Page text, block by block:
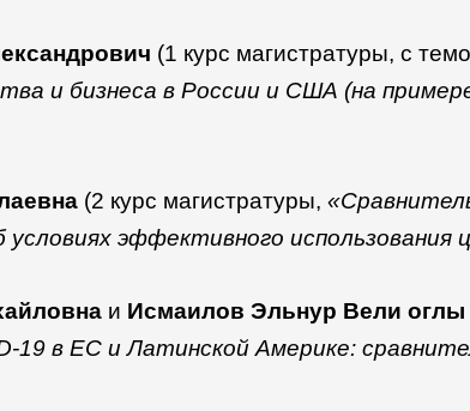
(1 курс магистратуры, с
и бизнеса в России и США (на
(2 курс магистратуры,
эффективного использования
и Исмаилов Эльнур Вели оглы
19 в ЕС и Латинской Америке: